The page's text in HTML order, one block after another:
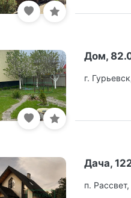
Дом,
г.
Дача,
п.